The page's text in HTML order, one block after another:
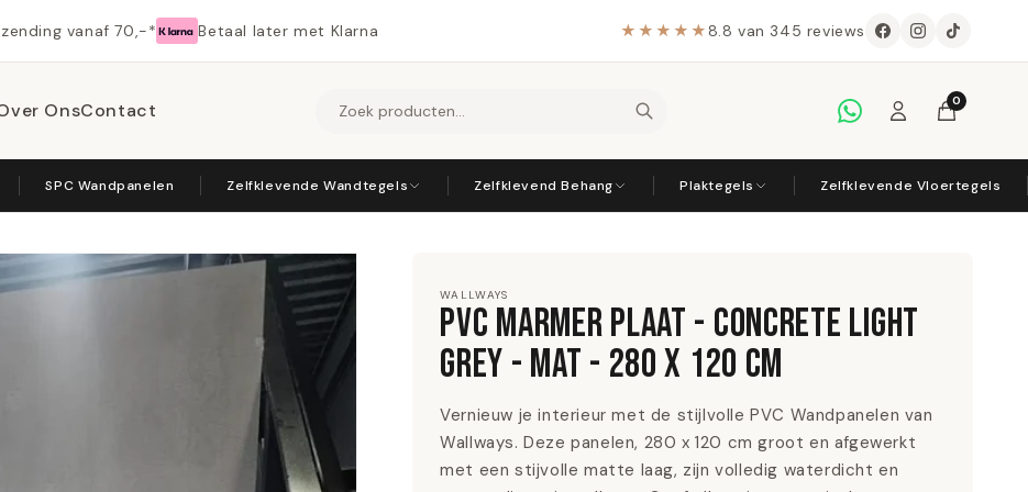
vanaf 70,-* Betaal later met Klarna ★★★★★8.8 van 345 reviews
OnsContact 0
SPC Wandpanelen Zelfklevende Wandtegels Zelfklevend Behang Plaktegels Zelfklevende Vloertegels
WALLWAYS
PVC MARMER PLAAT - CONCRETE LIGHT
GREY - MAT - 280 X 120 CM
Vernieuw je interieur met de stijlvolle PVC Wandpanelen van
Wallways. Deze panelen, 280 x 120 cm groot en afgewerkt
met een stijvolle matte laag, zijn volledig waterdicht en